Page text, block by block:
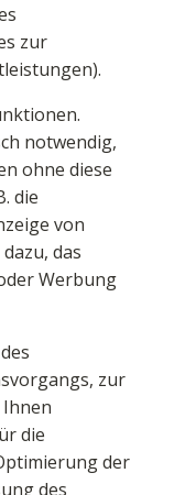
zur
notwendig,
ohne diese
die
von
das
Werbung
zur
die
der
des